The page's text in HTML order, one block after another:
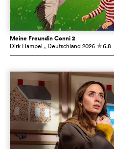
Meine Freundin Conni 2
Dirk Hampel , Deutschland2026 c6.8